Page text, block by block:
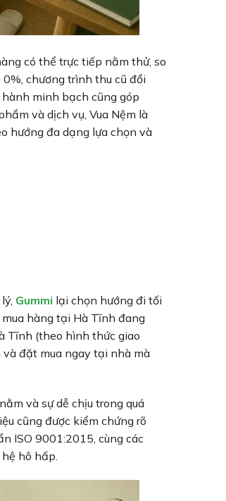
có thể trực tiếp nằm thử, so
chương trình thu cũ đổi
minh bạch cũng góp
và dịch vụ, Vua Nệm là
hướng đa dạng lựa chọn và
Gummi lại chọn hướng đi tối
hàng tại Hà Tĩnh đang
Tĩnh (theo hình thức giao
đặt mua ngay tại nhà mà
và sự dễ chịu trong quá
cũng được kiểm chứng rõ
ISO 9001:2015, cùng các
hô hấp.